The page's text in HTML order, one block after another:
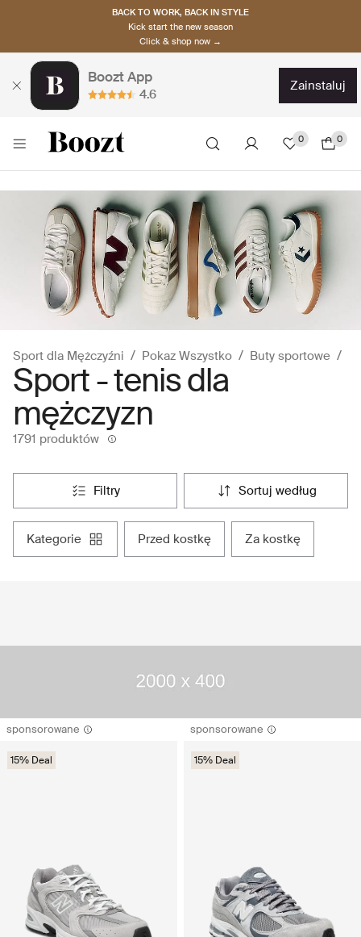
BACK TO WORK, BACK IN STYLE
Kick start the new season
Click & shop now →
Boozt App
4.6
zainstaluj
0 0
Sport dla Mężczyźni Pokaz Wszystko Buty sportowe
Sport - tenis dla
mężczyzn
1791 produktów
filtry sortuj według
kategorie przed kostkę za kostkę
sponsorowane
15% Deal
sponsorowane
15% Deal